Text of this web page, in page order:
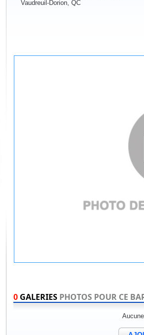
Vaudreuil-Dorion, QC
0 GALERIES PHOTOS POUR CE